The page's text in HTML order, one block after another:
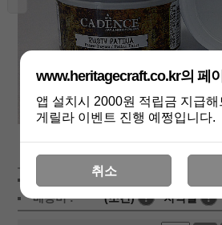
상세보기
8,600
배송비 :
(조건) ! 지역별 !
www.heritagecraft.co.kr의 페
앱 설치시 2000원 적립금 지급
게릴라 이벤트 진행 예쩡입니다.
취소